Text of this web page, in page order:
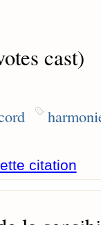
cast)
citation